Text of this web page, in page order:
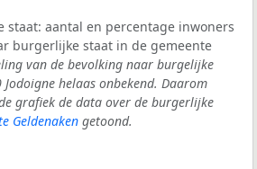
staat: aantal en percentage inwoners
burgerlijke staat in de gemeente
van de bevolking naar burgelijke
helaas onbekend. Daarom
grafiek de data over de burgerlijke
Geldenaken getoond.